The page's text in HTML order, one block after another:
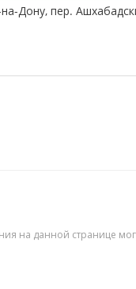
Дону, пер.
на данной странице